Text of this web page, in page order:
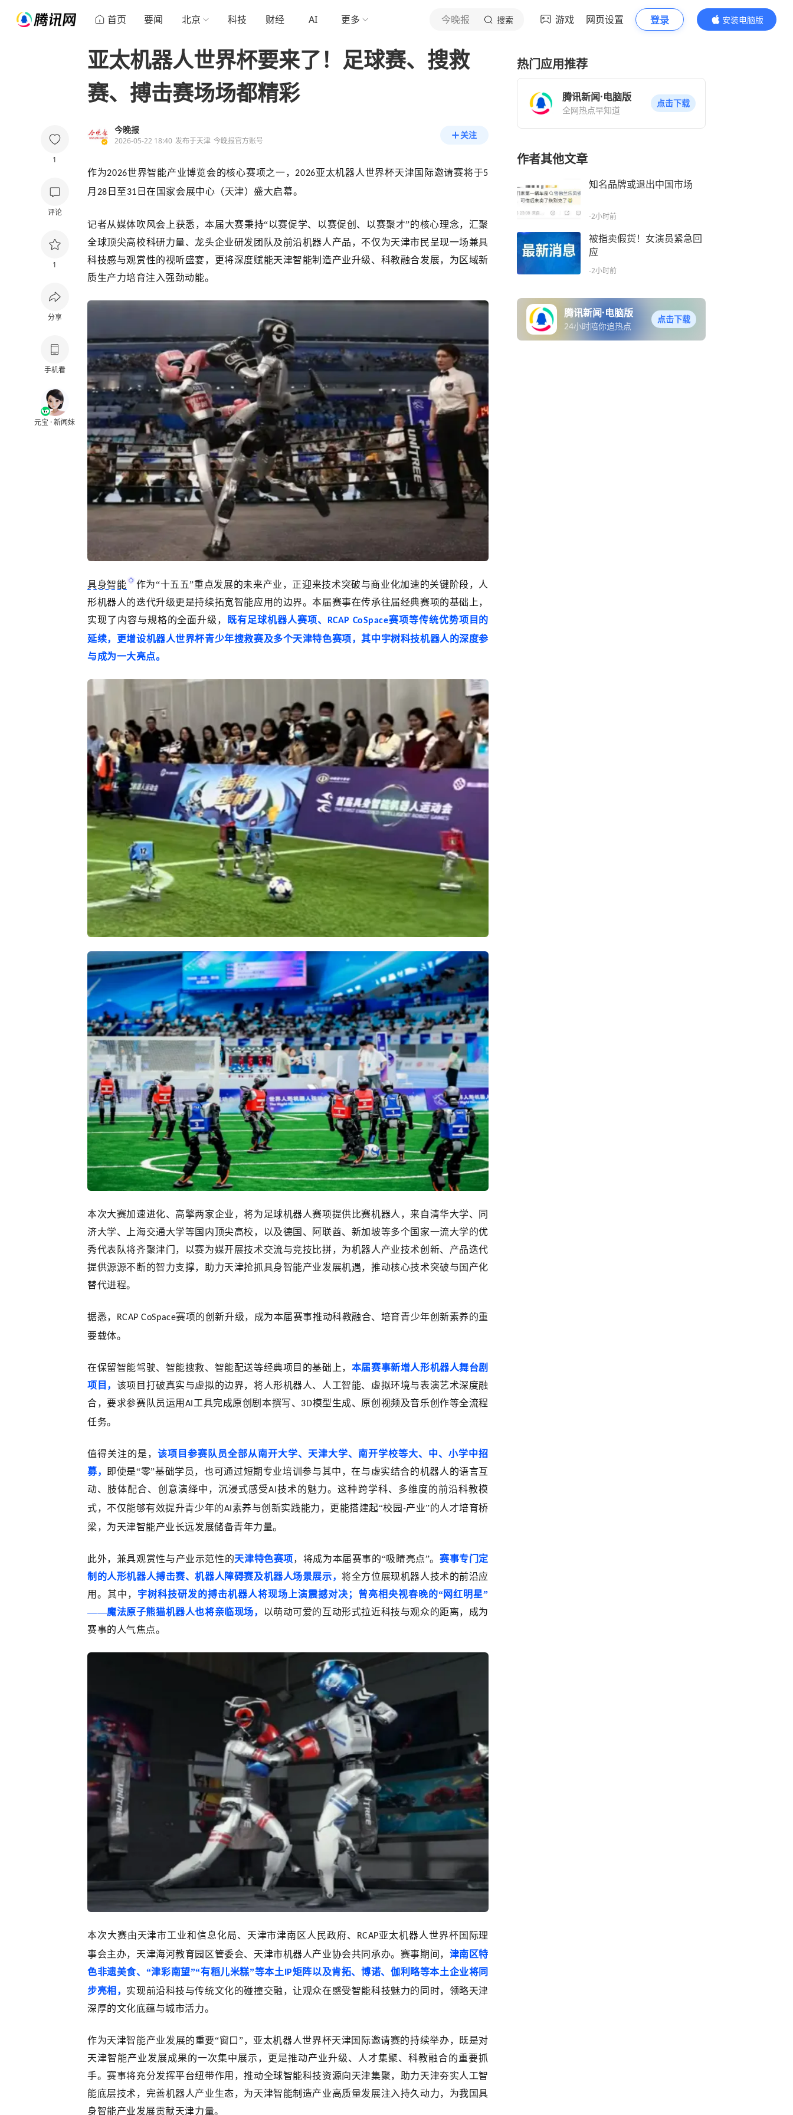
首页 要闻 北京 科技 财经 AI 更多 今晚报 搜索 游戏 网页设置 登录
安装电脑版
内容更精彩
1
评论
1
分享
手机看
元宝 · 新闻妹
亚太机器人世界杯要来了！足球赛、搜救
赛、搏击赛场场都精彩
今晚报
2026-05-22 18:40 发布于天津 今晚报官方账号
关注
作为2026世界智能产业博览会的核心赛项之一， 2026亚太机器人世界杯天津国际邀请赛将于5
月 28 日至31 日在国家会展中心（天津）盛大启幕。
记者从媒体吹风会 上获悉，本届大赛秉持“以赛促学、以赛促创、以赛聚才”的核心理念，汇聚
全球顶尖高校科研力量、龙头企业研发团队及前沿机器人产品，不仅为天津市民呈现一场兼具
科技感与观赏性的视听盛宴，更将深度赋能天津智能制造产业升级、科教融合发展，为区域新
质生产力培育注入强劲动能。
具身智能 作为“十五五”重点发展的未来产业，正迎来技术突破与商业化加速的关键阶段，人
形机器人的迭代升级更是持续拓宽智能应用的边界。本届赛事在传承往届经典赛项的基础上，
实现了内容与规格的全面升级， 既有足球机器人赛项、 RCAP CoSpace赛项等传统优势项目的
延续，更增设机器人世界杯青少年搜救赛及多个天津特色赛项，其中宇树科技机器人的深度参
与成为一大亮点。
本次大赛加速进化、高擎两家企业，将为足球机器人赛项提供比赛机器人，来自清华大学、
同
济大学、 上海交通大学等国内顶尖高校，以及德国、阿联酋、新加坡等多个国家一流大学的优
秀代表队将齐聚津门，以赛为媒开展技术交流与竞技比拼，为机器人产业技术创新、产品迭代
提供源源不断的智力支撑，助力天津抢抓具身智能产业发展机遇，推动核心技术突破与国产化
替代进程。
据悉， RCAP CoSpace赛项的创新升级，成为本届赛事推动科教融合、培育青少年创新素养的重
要载体。
在保留智能驾驶、智能搜救、智能配送等经典项目的基础上， 本届赛事新增人形机器人舞台剧
项目， 该项目打破真实与虚拟的边界，将人形机器人、人工智能、虚拟环境与表演艺术深度融
合，要求参赛队员运用 AI 工具完成原创剧本撰写、 3D模型生成、原创视频及音乐创作等全流程
任务。
值得关注的是，该项目参赛队员全部从南开大学、天津大学、南开学校等大、中、小学中招
募，
即使是“零”基础学员，也可通过短期专业培训参与其中，在与虚实结合的机器人的语言互
动、肢体配合、创意演绎中，沉浸式感受AI 技术的魅力。这种跨学科、多维度的前沿科教模
式，不仅能够有效提升青少年的AI 素养与创新实践能力，更能搭建起“校园 -产业”的人才培育桥
梁，为天津智能产业长远发展储备青年力量。
此外，兼具观赏性与产业示范性的天津特色赛项 ，将成为本届赛事的“吸睛亮点”。 赛事专门定
制的人形机器人搏击赛、机器人障碍赛及机器人场景展示，将全方位展现机器人技术的前沿应
用。其中， 宇树科技研发的搏击机器人将现场上演震撼对决；曾亮相央视春晚的“网红明星”
——魔法原子熊猫机器人也将亲临现场， 以萌动可爱的互动形式拉近科技与观众的距离，成为
赛事的人气焦点。
本次大赛由天津市工业和信息化局、天津市津南区人民政府、 RCAP亚太机器人世界杯国际理
事会主办，天津海河教育园区管委会、天津市机器人产业协会共同承办。赛事期间， 津南区特
色非遗美食、“津彩南望”“有稻儿米糕”等本土IP矩阵以及肯拓、博诺、伽利略等本土企业将同
步亮相， 实现前沿科技与传统文化的碰撞交融，让观众在感受智能科技魅力的同时，领略天津
深厚的文化底蕴与城市活力。
作为天津智能产业发展的重要“窗口”，亚太机器人世界杯天津国际邀请赛的持续举办，既是对
天津智能产业发展成果的一次集中展示，更是推动产业升级、人才集聚、科教融合的重要抓
手。赛事将充分发挥平台纽带作用，推动全球智能科技资源向天津集聚，助力天津夯实人工智
能底层技术，完善机器人产业生态，为天津智能制造产业高质量发展注入持久动力，为我国具
身智能产业发展贡献天津力量。
热门应用推荐
腾讯新闻·电脑版
全网热点早知道
点击下载
作者其他文章
知名品牌或退出中国市场
-2小时前
被指卖假货！女演员紧急回
应
-2小时前
腾讯新闻·电脑版
24小时陪你追热点
点击下载